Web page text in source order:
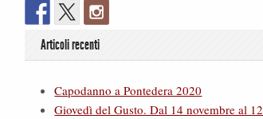
Articoli recenti
Capodanno a Pontedera 2020
Giovedì del Gusto. Dal 14 novembre al 12